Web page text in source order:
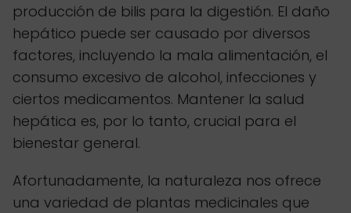
producción de bilis para la digestión. El daño
hepático puede ser causado por diversos
factores, incluyendo la mala alimentación, el
consumo excesivo de alcohol, infecciones y
ciertos medicamentos. Mantener la salud
hepática es, por lo tanto, crucial para el
bienestar general.
Afortunadamente, la naturaleza nos ofrece
una variedad de plantas medicinales que